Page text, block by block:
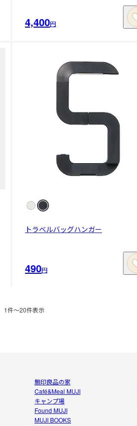
4,400円
トラベルバッグハンガー
490円
1件〜20件表示
無印良品の家
Café&Meal MUJI
キャンプ場
Found MUJI
MUJI BOOKS